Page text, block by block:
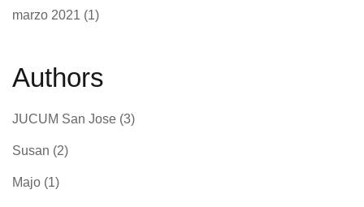
marzo 2021 (1)
Authors
JUCUM San Jose (3)
Susan (2)
Majo (1)